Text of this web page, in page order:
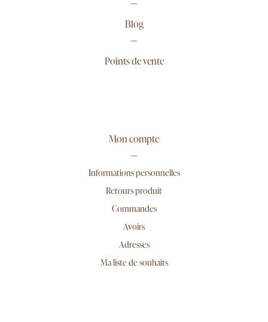
Blog
Points de vente
Mon compte
Informations personnelles
Retours produit
Commandes
Avoirs
Adresses
Ma liste de souhaits